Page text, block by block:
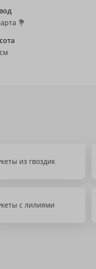
💐
из гвоздик
с лилиями